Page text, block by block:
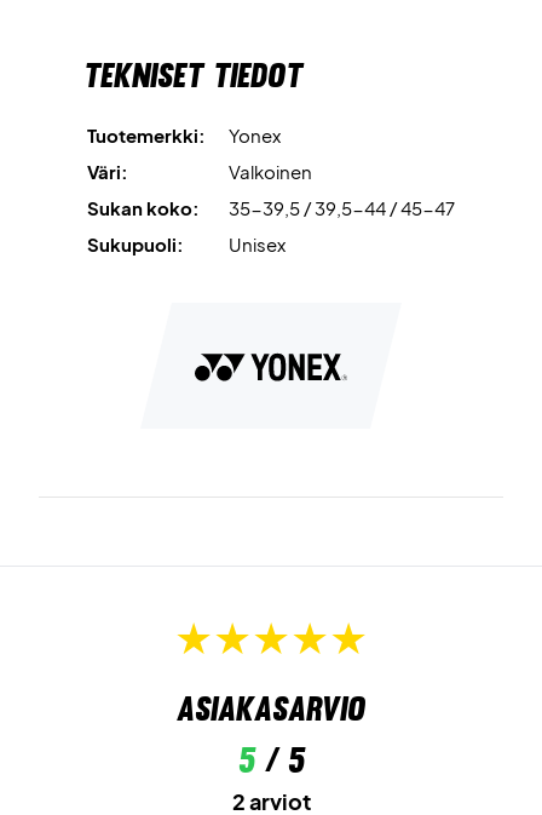
Tekniset tiedot
Tuotemerkki:
Yonex
Väri:
Valkoinen
Sukan koko:
35-39,5 / 39,5-44 / 45-47
Sukupuoli:
Unisex
Asiakasarvio
5/ 5
2 arviot